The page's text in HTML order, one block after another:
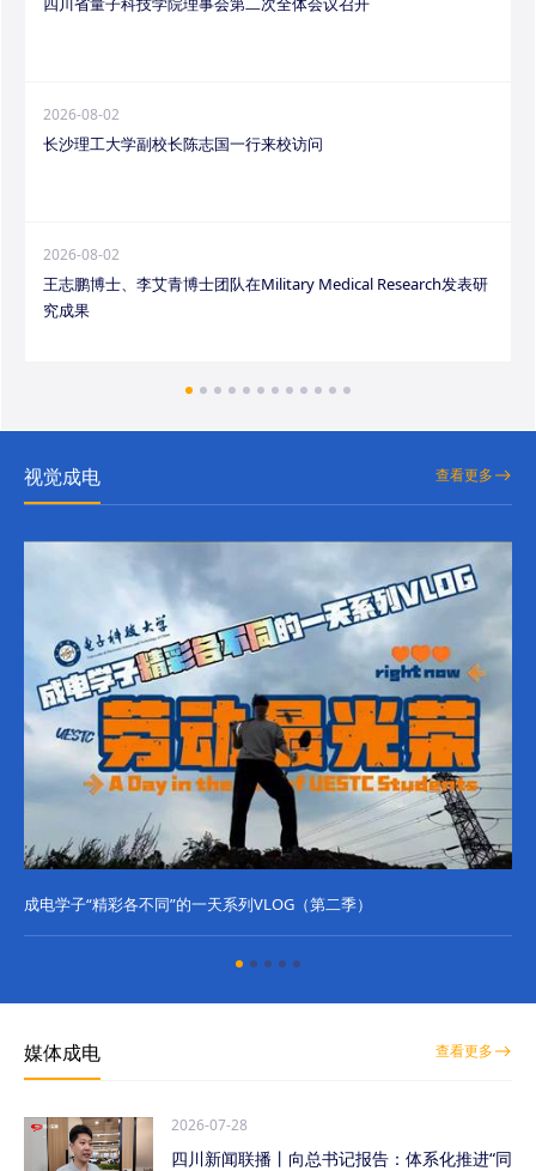
2026-08-02
长沙理工大学副校长陈志国一行来校访问
2026-08-02
王志鹏博士、李艾青博士团队在Military Medical Research发表研
究成果
视觉成电 查看更多
成电学子“精彩各不同”的一天系列VLOG（第二季）
媒体成电 查看更多
2026-07-28
四川新闻联播丨向总书记报告：体系化推进“同